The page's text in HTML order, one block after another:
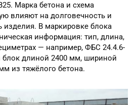
Марка бетона и схема
влияют на долговечность и
изделия. В маркировке блока
информация: тип, длина,
— например, ФБС 24.4.6-
блок длиной 2400 мм, шириной
из тяжёлого бетона.